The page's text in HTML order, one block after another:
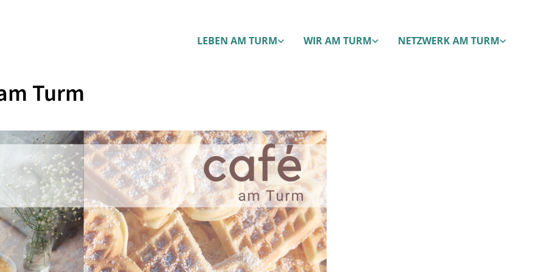
LEBEN AM TURM WIR AM TURM NETZWERK AM TURM
Turm